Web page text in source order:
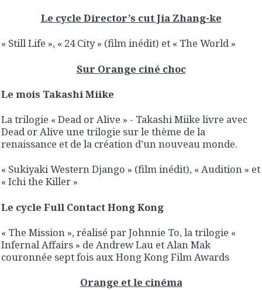
Le cycle Director’s cut Jia Zhang-ke
« Still Life », « 24 City » (film inédit) et « The World »
Sur Orange ciné choc
Le mois Takashi Miike
La trilogie « Dead or Alive » - Takashi Miike livre avec
Dead or Alive une trilogie sur le thème de la
renaissance et de la création d’un nouveau monde.
« Sukiyaki Western Django » (film inédit), « Audition » et
« Ichi the Killer »
Le cycle Full Contact Hong Kong
« The Mission », réalisé par Johnnie To, la trilogie «
Infernal Affairs » de Andrew Lau et Alan Mak
couronnée sept fois aux Hong Kong Film Awards
Orange et le cinéma